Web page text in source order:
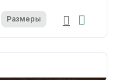
Размеры